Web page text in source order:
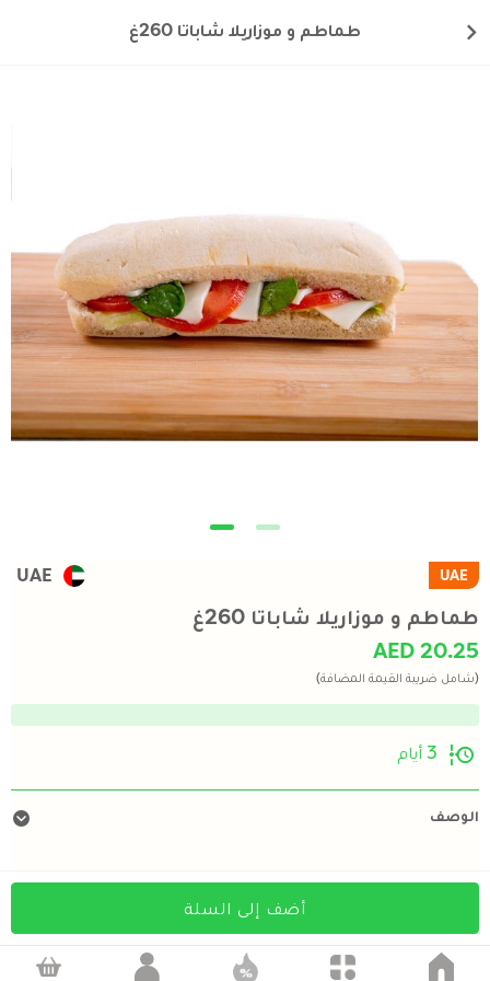
طماطم و موزاريلا شاباتا 260غ
UAE
UAE
طماطم و موزاريلا شاباتا 260غ
AED 20.25
(شامل ضريبة القيمة المضافة)
3 أيام
الوصف
أضف إلى السلة